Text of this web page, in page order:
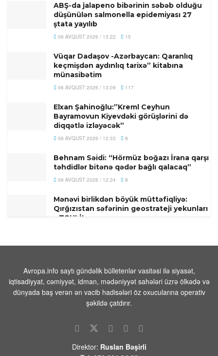
ABŞ-da jalapeno bibərinin səbəb olduğu
düşünülən salmonella epidemiyası 27
ştata yayılıb
06 AVQUST 2026 / 13:22 15
Vüqar Dadaşov -Azərbaycan: Qaranlıq
keçmişdən aydınlıq tarixə” kitabına
münasibətim
06 AVQUST 2026 / 13:09 117
Elxan Şahinoğlu:”Kreml Ceyhun
Bayramovun Kiyevdəki görüşlərini də
diqqətlə izləyəcək”
06 AVQUST 2026 / 12:33 8
Behnam Səidi: “Hörmüz boğazı İrana qarşı
təhdidlər bitənə qədər bağlı qalacaq”
06 AVQUST 2026 / 12:24 8
Mənəvi birlikdən böyük müttəfiqliyə:
Qırğızıstan səfərinin geostrateji yekunları
– TƏHLİL
06 AVQUST 2026 / 11:52 4
Tailandda qətlə yetirilən rusiyalı
Nazimovlarla vidalaşma mərasimi keçirilib
Lantratova və Xinşteyn Kursk vilayətinin
itkin düşmüş 300 sakininin axtarışına
kömək edir
Avropa.info saytı gündəlik bülletenlər vasitəsi ilə siyasət,
iqtisadiyyat, cəmiyyət, idman, mədəniyyət sahələri üzrə ölkədə və
dünyada baş verən ən vacib hadisələri öz oxucularına operativ
şəkildə çatdırır.
Direktor: Ruslan Bəşirli